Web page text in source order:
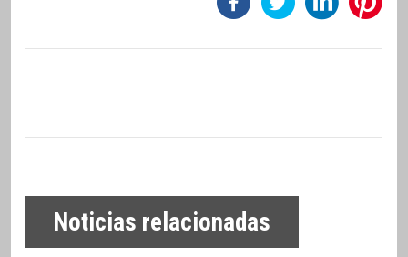
Noticias relacionadas